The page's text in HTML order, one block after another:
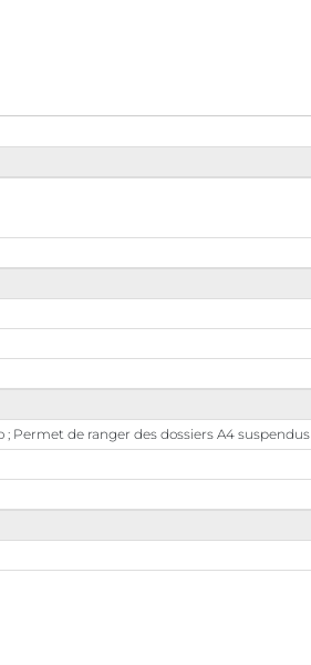
; Permet de ranger des dossiers A4 suspendus